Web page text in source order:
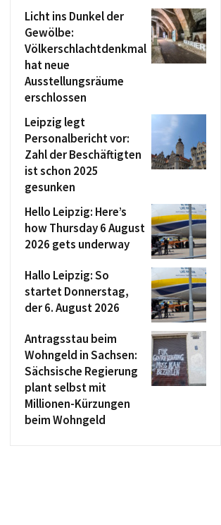
Licht ins Dunkel der
Gewölbe:
Völkerschlachtdenkmal
hat neue
Ausstellungsräume
erschlossen
Leipzig legt
Personalbericht vor:
Zahl der Beschäftigten
ist schon 2025
gesunken
Hello Leipzig: Here’s
how Thursday 6 August
2026 gets underway
Hallo Leipzig: So
startet Donnerstag,
der 6. August 2026
Antragsstau beim
Wohngeld in Sachsen:
Sächsische Regierung
plant selbst mit
Millionen-Kürzungen
beim Wohngeld